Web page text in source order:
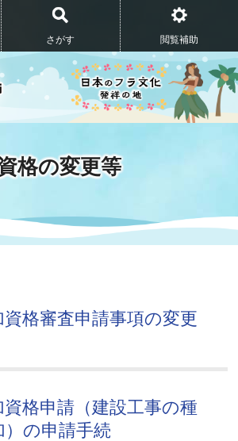
さがす 閲覧補助
格の変更等
資格審査申請事項の変更
資格申請（建設工事の種
）の申請手続